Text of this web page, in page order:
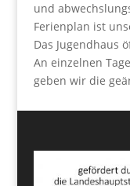
und
Ferienplan ist
Das Jugendhaus
An einzelnen
geben wir die